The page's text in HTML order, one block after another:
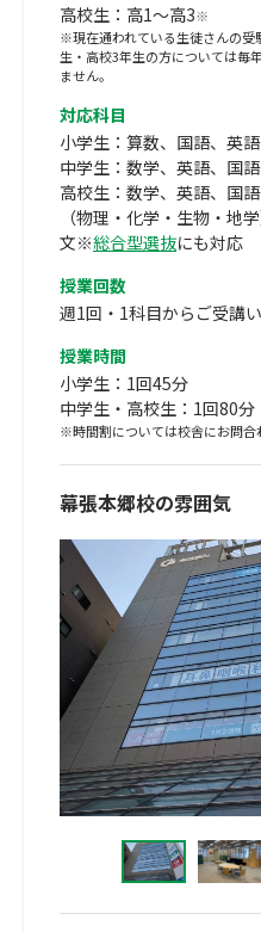
高校生：高1～高3※
※現在通われている生徒さんの受
生・高校3年生の方については毎
ません。
対応科目
小学生：算数、国語、英語
中学生：数学、英語、国
高校生：数学、英語、国
（物理・化学・生物・地
文※総合型選抜にも対応
授業回数
週1回・1科目からご受講い
授業時間
小学生：1回45分
中学生・高校生：1回80分
※時間割については校舎にお問合
幕張本郷校の雰囲気